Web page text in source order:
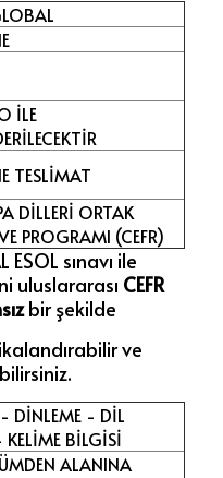
İLE
TESLİMAT
DİLLERİ ORTAK
PROGRAMI (CEFR)
ESOL sınavı ile
uluslararası CEFR
bir şekilde
ve
DİNLEME - DİL
BİLGİSİ
ALANINA